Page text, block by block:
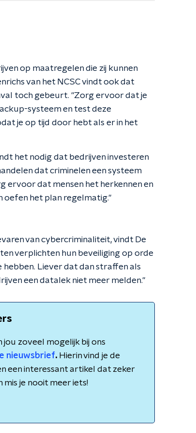
op maatregelen die zij kunnen
van het NCSC vindt ook dat
toch gebeurt. "Zorg ervoor dat je
systeem en test deze
je op tijd door hebt als er in het
het nodig dat bedrijven investeren
dat criminelen een systeem
ervoor dat mensen het herkennen en
oefen het plan regelmatig."
van cybercriminaliteit, vindt De
verplichten hun beveiliging op orde
hebben. Liever dat dan straffen als
een datalek niet meer melden."
jou zoveel mogelijk bij ons
nieuwsbrief. Hierin vind je de
een interessant artikel dat zeker
mis je nooit meer iets!